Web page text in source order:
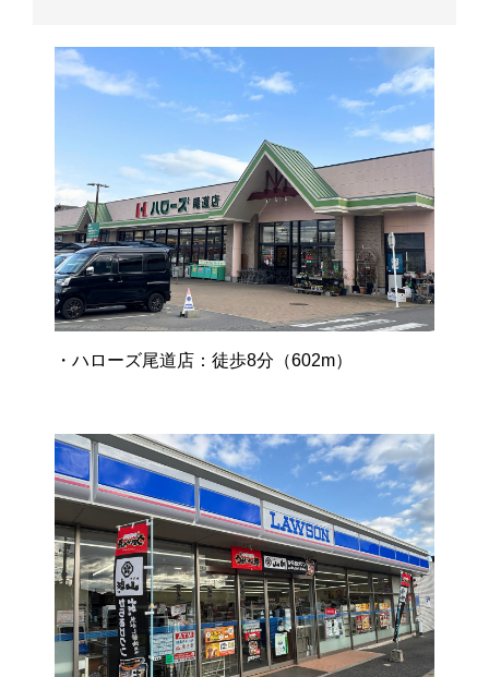
・ハローズ尾道店：徒歩8分（602m）